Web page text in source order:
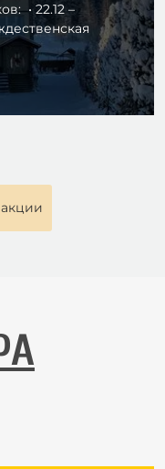
• 22.12 –